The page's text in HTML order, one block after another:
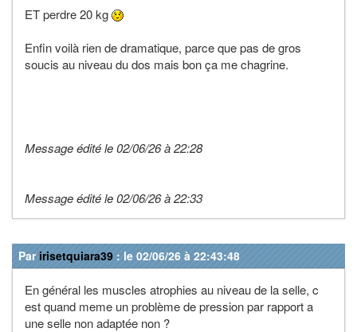
ET perdre 20 kg
Enfin voilà rien de dramatique, parce que pas de gros
soucis au niveau du dos mais bon ça me chagrine.
Message édité le 02/06/26 à 22:28
Message édité le 02/06/26 à 22:33
Par irisetquiara39 : le 02/06/26 à 22:43:48
En général les muscles atrophies au niveau de la selle, c
est quand meme un problème de pression par rapport a
une selle non adaptée non ?